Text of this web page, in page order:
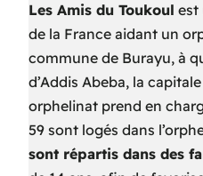
Les Amis du Toukoul est
de la France aidant un
commune de Burayu, à
d’Addis Abeba, la
orphelinat prend en
59 sont logés dans
sont répartis dans des